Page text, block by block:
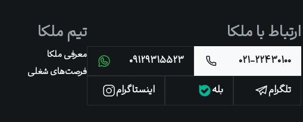
ارتباط با ملکا
۰۲۱-۲۲۴۳۰۱۰۰
۰۹۱۲۹۳۱۵۵۲۳
تلگرام
بله اینستاگرام
تیم ملکا
معرفی ملکا
فرصت‌های شغلی